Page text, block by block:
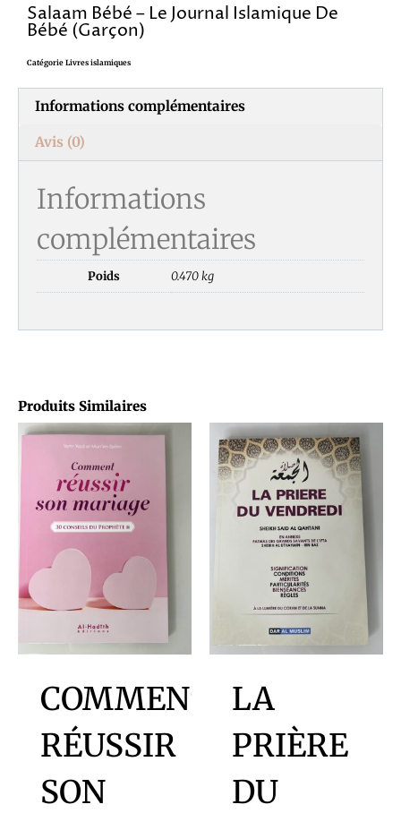
Produits Similaires
COMMENT
RÉUSSIR
SON
LA
PRIÈRE
DU
Salaam Bébé – Le Journal Islamique De
Bébé (garçon)
Catégorie Livres islamiques
Informations complémentaires
Avis (0)
Informations
complémentaires
Poids 0.470 kg